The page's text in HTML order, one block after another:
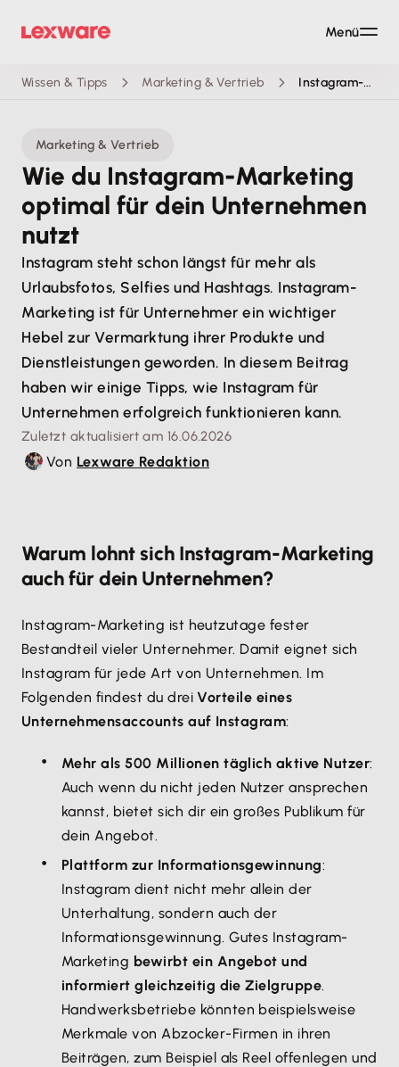
Wissen & Tipps Marketing & Vertrieb Instagram-Marketing: Tipps für Unternehmen
Marketing & Vertrieb
Wie du Instagram-Marketing
optimal für dein Unternehmen
nutzt
Instagram steht schon längst für mehr als
Urlaubsfotos, Selfies und Hashtags. Instagram-
Marketing ist für Unternehmer ein wichtiger
Hebel zur Vermarktung ihrer Produkte und
Dienstleistungen geworden. In diesem Beitrag
haben wir einige Tipps, wie Instagram für
Unternehmen erfolgreich funktionieren kann.
Zuletzt aktualisiert am 16.06.2026
Von Lexware Redaktion
Warum lohnt sich Instagram-Marketing
auch für dein Unternehmen?
Instagram-Marketing ist heutzutage fester
Bestandteil vieler Unternehmer. Damit eignet sich
Instagram für jede Art von Unternehmen. Im
Folgenden findest du drei Vorteile eines
Unternehmensaccounts auf Instagram:
Mehr als 500 Millionen täglich aktive Nutzer:
Auch wenn du nicht jeden Nutzer ansprechen
kannst, bietet sich dir ein großes Publikum für
dein Angebot.
Plattform zur Informationsgewinnung:
Instagram dient nicht mehr allein der
Unterhaltung, sondern auch der
Informationsgewinnung. Gutes Instagram-
Marketing bewirbt ein Angebot und
informiert gleichzeitig die Zielgruppe.
Handwerksbetriebe könnten beispielsweise
Merkmale von Abzocker-Firmen in ihren
Beiträgen, zum Beispiel als Reel offenlegen und
Menü